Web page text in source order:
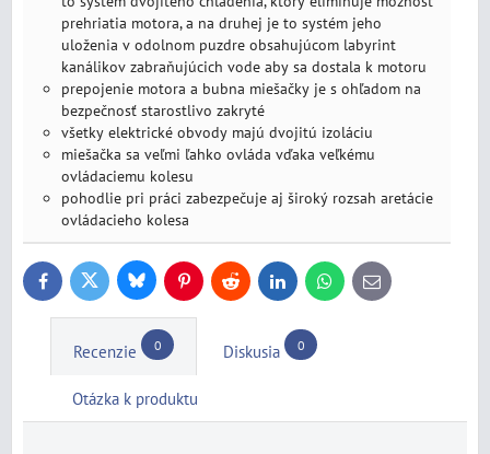
prehriatia motora, a na druhej je to systém jeho
uloženia v odolnom puzdre obsahujúcom labyrint
kanálikov zabraňujúcich vode aby sa dostala k motoru
prepojenie motora a bubna miešačky je s ohľadom na
bezpečnosť starostlivo zakryté
všetky elektrické obvody majú dvojitú izoláciu
miešačka sa veľmi ľahko ovláda vďaka veľkému
ovládaciemu kolesu
pohodlie pri práci zabezpečuje aj široký rozsah aretácie
ovládacieho kolesa
FacebookTwitter BlueskyPinterestReddit LinkedInWhatsApp
E-
mail
Recenzie 0 Diskusia 0
Otázka k produktu